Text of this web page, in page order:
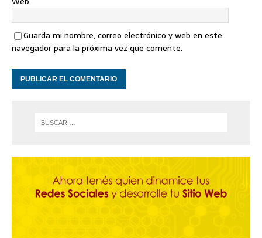
Guarda mi nombre, correo electrónico y web en este
navegador para la próxima vez que comente.